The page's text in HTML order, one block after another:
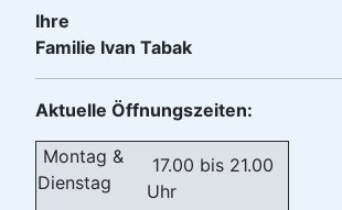
Ihre
Familie Ivan Tabak
Aktuelle Öffnungszeiten:
Montag &
Dienstag
17.00 bis 21.00
Uhr